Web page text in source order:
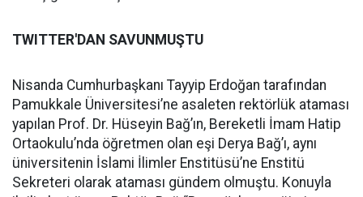
TWITTER'DAN SAVUNMUŞTU
Nisanda Cumhurbaşkanı Tayyip Erdoğan tarafından
Pamukkale Üniversitesi’ne asaleten rektörlük ataması
yapılan Prof. Dr. Hüseyin Bağ’ın, Bereketli İmam Hatip
Ortaokulu’nda öğretmen olan eşi Derya Bağ’ı, aynı
üniversitenin İslami İlimler Enstitüsü’ne Enstitü
Sekreteri olarak ataması gündem olmuştu. Konuyla